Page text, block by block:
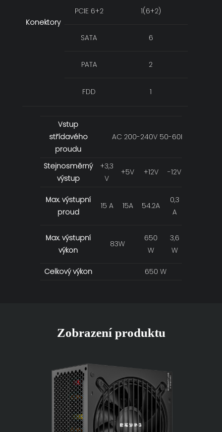
Konektory
PCIE 6+2 1(6+2)
SATA 6
PATA 2
FDD 1
Vstup
střídavého
proudu
AC 200-240V 50-60Hz 7A
Stejnosměrný
výstup
+3,3
V
+5V +12V -12V
Max. výstupní
proud
15 A 15A 54.2A
0,3
A
Max. výstupní
výkon
83W
650
W
3,6
W
Celkový výkon 650 W
Zobrazení produktu